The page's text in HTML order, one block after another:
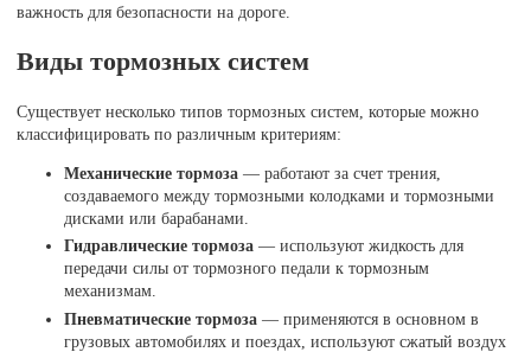
важность для безопасности на дороге.
Виды тормозных систем
Существует несколько типов тормозных систем, которые можно
классифицировать по различным критериям:
Механические тормоза — работают за счет трения,
создаваемого между тормозными колодками и тормозными
дисками или барабанами.
Гидравлические тормоза — используют жидкость для
передачи силы от тормозного педали к тормозным
механизмам.
Пневматические тормоза — применяются в основном в
грузовых автомобилях и поездах, используют сжатый воздух